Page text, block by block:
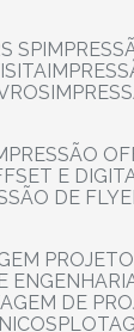
SP
E
DE
DE